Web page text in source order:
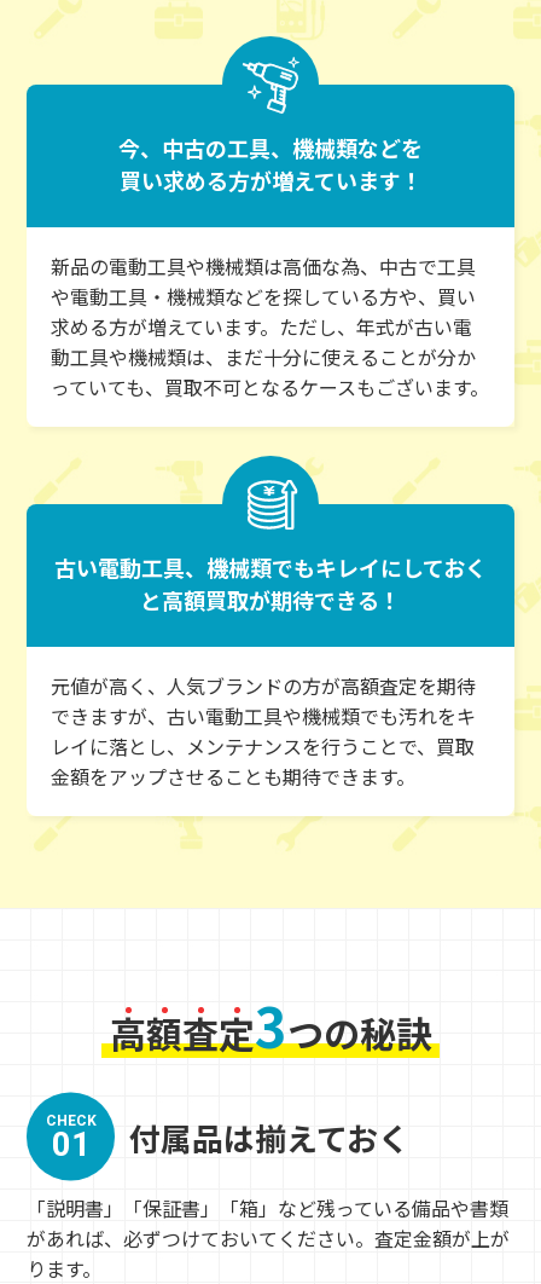
今、中古の工具、機械類などを
買い求める方が増えています！
新品の電動工具や機械類は高価な為、中古で工具
や電動工具・機械類などを探している方や、買い
求める方が増えています。ただし、年式が古い電
動工具や機械類は、まだ十分に使えることが分か
っていても、買取不可となるケースもございます。
古い電動工具、機械類でもキレイにしておく
と高額買取が期待できる！
元値が高く、人気ブランドの方が高額査定を期待
できますが、古い電動工具や機械類でも汚れをキ
レイに落とし、メンテナンスを行うことで、買取
金額をアップさせることも期待できます。
高額査定3つの秘訣
CHECK
01 付属品は揃えておく
「説明書」「保証書」「箱」など残っている備品や書類
があれば、必ずつけておいてください。査定金額が上が
ります。